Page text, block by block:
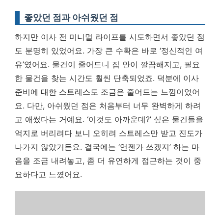
좋았던 점과 아쉬웠던 점
하지만 이사 전 미니멀 라이프를 시도하면서 좋았던 점
도 분명히 있었어요. 가장 큰 수확은 바로 ‘정신적인 여
유’였어요. 물건이 줄어드니 집 안이 깔끔해지고, 필요
한 물건을 찾는 시간도 훨씬 단축되었죠. 덕분에 이사
준비에 대한 스트레스도 조금은 줄어드는 느낌이었어
요. 다만, 아쉬웠던 점은 처음부터 너무 완벽하게 하려
고 애썼다는 거예요. ‘이것도 아까운데?’ 싶은 물건들을
억지로 버리려다 보니 오히려 스트레스만 받고 진도가
나가지 않았거든요. 결국에는 ‘언젠가 쓰겠지’ 하는 마
음을 조금 내려놓고, 좀 더 유연하게 접근하는 것이 중
요하다고 느꼈어요.